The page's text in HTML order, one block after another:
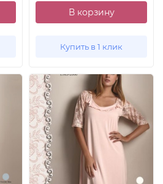
В корзину
Купить в 1 клик